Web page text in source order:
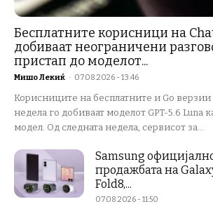
Бесплатните корисници на
добиваат неограничени
пристап до моделот...
Мишо Лекиќ - 07.08.2026 - 13:46
Корисниците на бесплатните и Go верзии
недела го добиваат моделот GPT-5.6 Luna
модел. Од следната недела, сервисот за...
Samsung
продажбата на
Fold8,...
07.08.2026 - 11:50